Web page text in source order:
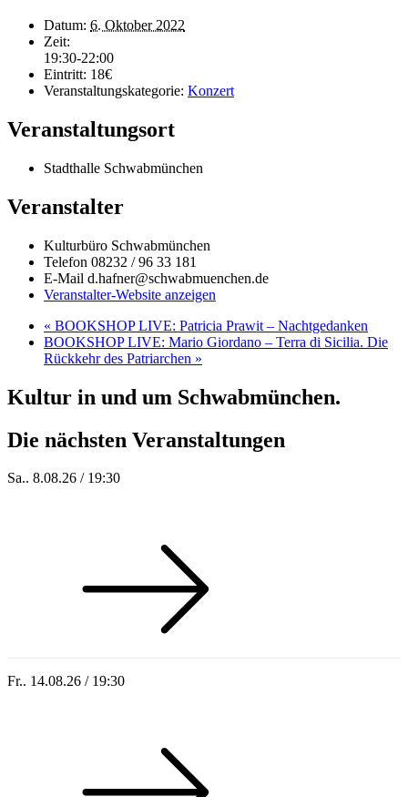
Datum: 6. Oktober 2022
Zeit:
19:30-22:00
Eintritt: 18€
Veranstaltungskategorie: Konzert
Veranstaltungsort
Stadthalle Schwabmünchen
Veranstalter
Kulturbüro Schwabmünchen
Telefon 08232 / 96 33 181
E-Mail d.hafner@schwabmuenchen.de
Veranstalter-Website anzeigen
« BOOKSHOP LIVE: Patricia Prawit – Nachtgedanken
BOOKSHOP LIVE: Mario Giordano – Terra di Sicilia. Die
Rückkehr des Patriarchen »
Kultur in und um Schwabmünchen.
Die nächsten Veranstaltungen
Sa.. 8.08.26 / 19:30
Fr.. 14.08.26 / 19:30